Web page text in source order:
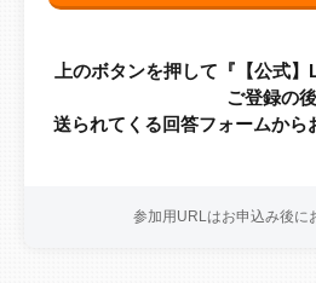
上のボタンを押して『【公式
ご登録の後
送られてくる回答フォームから
参加用URLはお申込み後に